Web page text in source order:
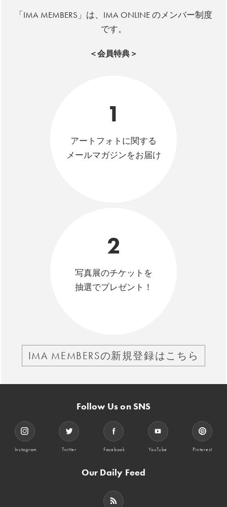
「IMA MEMBERS」は、IMA ONLINE のメンバー制度
です。
＜会員特典＞
1
アートフォトに関する
メールマガジンをお届け
2
写真展のチケットを
抽選でプレゼント！
IMA MEMBERSの新規登録はこちら
Follow Us on SNS
Instagram Twitter Facebook YouTube Pinterest
Our Daily Feed